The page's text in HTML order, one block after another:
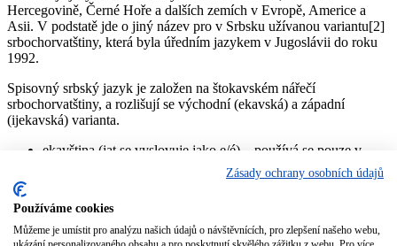
Hercegovině, Černé Hoře a dalších zemích v Evropě, Americe a
Asii. V podstatě jde o jiný název pro v Srbsku užívanou variantu[2]
srbochorvatštiny, která byla úředním jazykem v Jugoslávii do roku
1992.
Spisovný srbský jazyk je založen na štokavském nářečí
srbochorvatštiny, a rozlišují se východní (ekavská) a západní
(ijekavská) varianta.
ekavština (jat se vyslovuje jako e/é) – používá se pouze v
Srbsku, kde je z velké míry převažující výslovnost (Bělehrad,
Vojvodina, Kosovo, východní, centrální a jižní Srbsko).
Bosně a Hercegovině, Černé Hoře a Chorvatsku, v Srbsku
pouze ve západní části (pořád ustupuje pod vlivem médií)
Zásady ochrany osobních údajů
Používáme cookies
Můžeme je umístit pro analýzu našich údajů o návštěvnících, pro zlepšení našeho webu,